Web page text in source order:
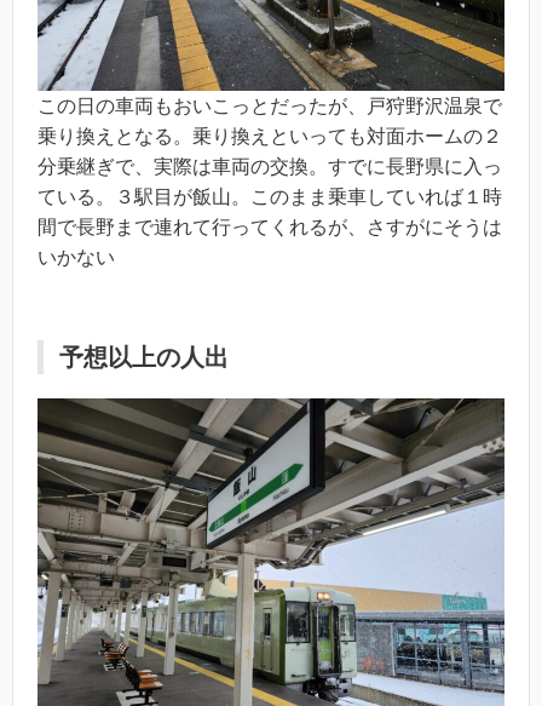
この日の車両もおいこっとだったが、戸狩野沢温泉で
乗り換えとなる。乗り換えといっても対面ホームの２
分乗継ぎで、実際は車両の交換。すでに長野県に入っ
ている。３駅目が飯山。このまま乗車していれば１時
間で長野まで連れて行ってくれるが、さすがにそうは
いかない
予想以上の人出